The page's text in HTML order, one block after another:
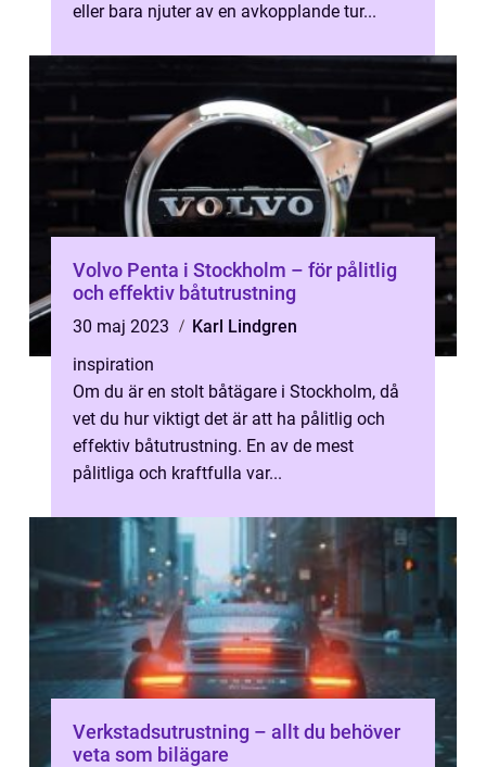
eller bara njuter av en avkopplande tur...
Volvo Penta i Stockholm – för pålitlig
och effektiv båtutrustning
30 maj 2023
Karl Lindgren
inspiration
Om du är en stolt båtägare i Stockholm, då
vet du hur viktigt det är att ha pålitlig och
effektiv båtutrustning. En av de mest
pålitliga och kraftfulla var...
Verkstadsutrustning – allt du behöver
veta som bilägare